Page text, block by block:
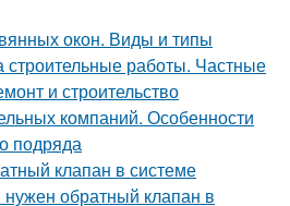
окон. Виды и типы
строительные работы. Частные
и строительство
компаний. Особенности
подряда
клапан в системе
обратный клапан в